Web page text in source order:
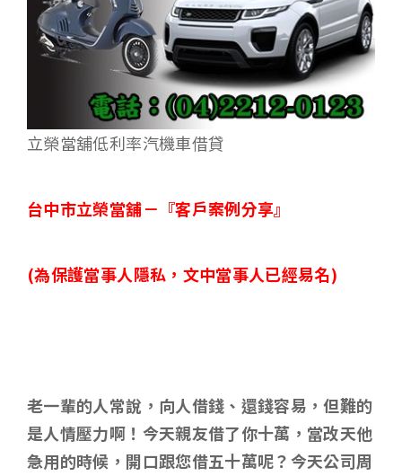
立榮當舖低利率汽機車借貸
台中市立榮當舖－ 『客戶案例分享』
(為保護當事人隱私，文中當事人已經易名)
老一輩的人常說，向人借錢、還錢容易，但難的
是人情壓力啊！今天親友借了你十萬，當改天他
急用的時候，開口跟您借五十萬呢？今天公司周